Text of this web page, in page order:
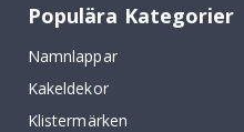
Populära Kategorier
Namnlappar
Kakeldekor
Klistermärken